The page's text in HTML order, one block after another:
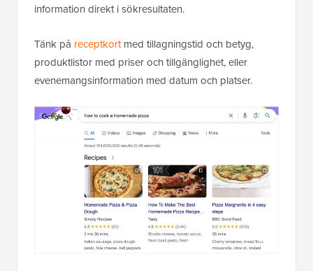
information direkt i sökresultaten.
Tänk på receptkortmed tillagningstid och betyg,
produktlistor med priser och tillgänglighet, eller
evenemangsinformation med datum och platser.